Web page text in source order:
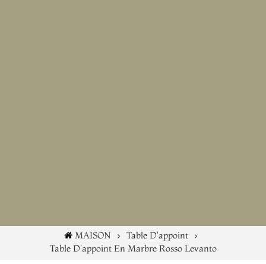
MAISON
Table D'appoint
Table D'appoint En Marbre Rosso Levanto